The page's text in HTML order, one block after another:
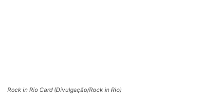
Rock in Rio Card (Divulgação/Rock in Rio)